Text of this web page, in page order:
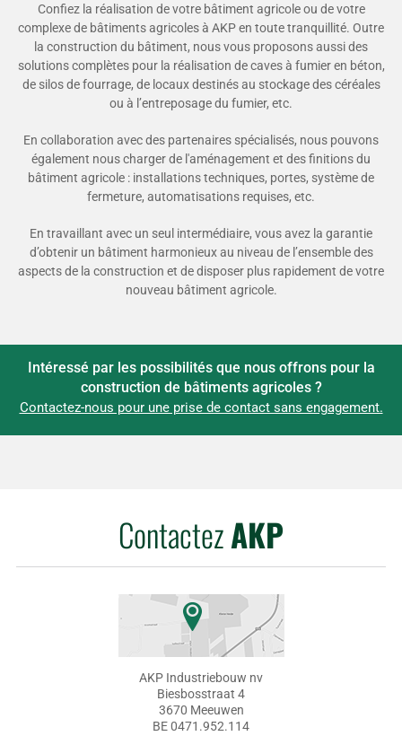
Confiez la réalisation de votre bâtiment agricole ou de votre
complexe de bâtiments agricoles à AKP en toute tranquillité. Outre
la construction du bâtiment, nous vous proposons aussi des
solutions complètes pour la réalisation de caves à fumier en béton,
de silos de fourrage, de locaux destinés au stockage des céréales
ou à l’entreposage du fumier, etc.
En collaboration avec des partenaires spécialisés, nous pouvons
également nous charger de l'aménagement et des finitions du
bâtiment agricole : installations techniques, portes, système de
fermeture, automatisations requises, etc.
En travaillant avec un seul intermédiaire, vous avez la garantie
d’obtenir un bâtiment harmonieux au niveau de l’ensemble des
aspects de la construction et de disposer plus rapidement de votre
nouveau bâtiment agricole.
Intéressé par les possibilités que nous offrons pour la
construction de bâtiments agricoles ?
Contactez-nous pour une prise de contact sans engagement.
ContactezAKP
AKP Industriebouw nv
Biesbosstraat 4
3670 Meeuwen
BE 0471.952.114